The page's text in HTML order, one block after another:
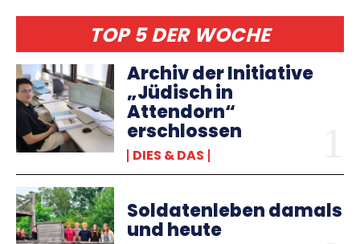
TOP 5 DER WOCHE
Archiv der Initiative
„Jüdisch in
Attendorn“
erschlossen
DIES & DAS
Soldatenleben damals
und heute